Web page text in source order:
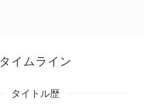
タイムライン
タイトル歴